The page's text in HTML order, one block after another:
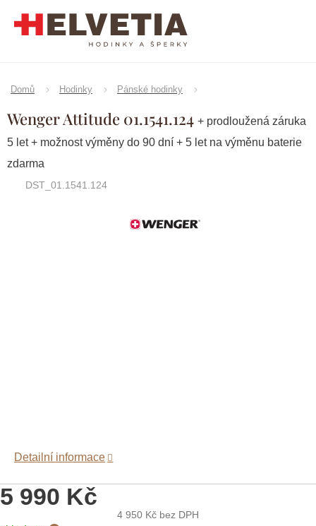
Domů Hodinky Pánské hodinky
Wenger Attitude 01.1541.124 + prodloužená záruka
5 let + možnost výměny do 90 dní + 5 let na výměnu baterie
zdarma
DST_01.1541.124
Značka:Wenger
5 990 Kč
4 950 Kč bez DPH
Detailní informace